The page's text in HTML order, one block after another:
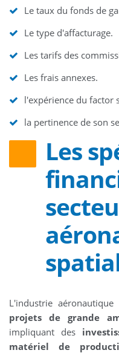
Le taux du fonds de
Le type d'affacturage.
Les tarifs des
Les frais annexes.
l'expérience du factor
la pertinence de son
Les
L'industrie
projets de grande
impliquant des
matériel de